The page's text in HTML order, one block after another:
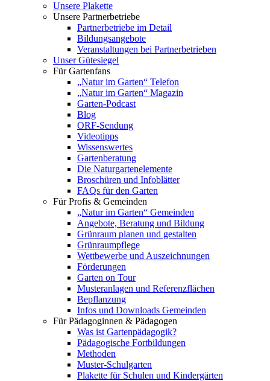
Unsere Plakette
Unsere Partnerbetriebe
Partnerbetriebe im Detail
Bildungsangebote
Veranstaltungen bei Partnerbetrieben
Unser Gütesiegel
Für Gartenfans
„Natur im Garten“ Telefon
„Natur im Garten“ Magazin
Garten-Podcast
Blog
ORF-Sendung
Videotipps
Wissenswertes
Gartenberatung
Die Naturgartenelemente
Broschüren und Infoblätter
FAQs für den Garten
Für Profis & Gemeinden
„Natur im Garten“ Gemeinden
Angebote, Beratung und Bildung
Grünraum planen und gestalten
Grünraumpflege
Wettbewerbe und Auszeichnungen
Förderungen
Garten on Tour
Musteranlagen und Referenzflächen
Bepflanzung
Infos und Downloads Gemeinden
Für Pädagoginnen & Pädagogen
Was ist Gartenpädagogik?
Pädagogische Fortbildungen
Methoden
Muster-Schulgarten
Plakette für Schulen und Kindergärten